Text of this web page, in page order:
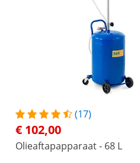
(17)
€ 102,00
Olieaftapapparaat - 68 L